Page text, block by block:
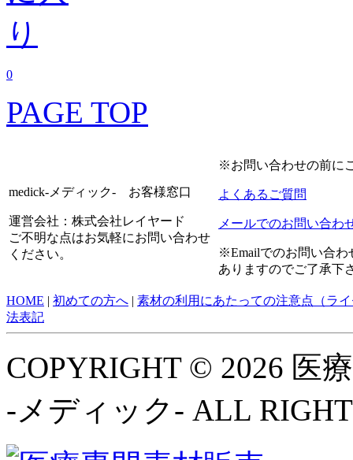
0
PAGE TOP
medick-メディック- お客様窓口
運営会社：株式会社レイヤード
ご不明な点はお気軽にお問い合わせ
ください。
※お問い合わせの前に
よくあるご質問
メールでのお問い合わ
※Emailでのお問い合わ
ありますのでご了承下
HOME | 初めての方へ | 素材の利用にあたっての注意点（ラ
法表記
COPYRIGHT © 2026 医
-メディック- ALL RIGHT